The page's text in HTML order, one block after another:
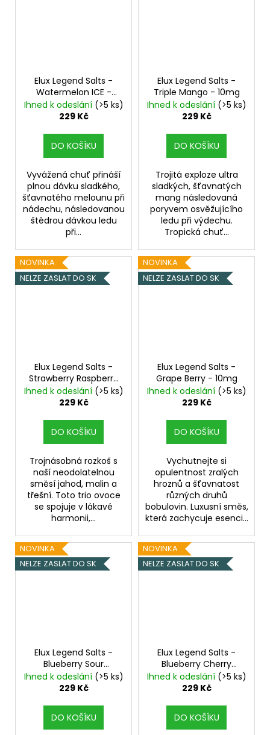
Elux Legend Salts -
Watermelon ICE -
10mg
Ihned k odeslání (>5 ks)
229 Kč
DO KOŠÍKU
Vyvážená chuť přináší
plnou dávku sladkého,
šťavnatého melounu při
nádechu, následovanou
štědrou dávkou ledu
při...
Elux Legend Salts -
Triple Mango - 10mg
Ihned k odeslání (>5 ks)
229 Kč
DO KOŠÍKU
Trojitá exploze ultra
sladkých, šťavnatých
mang následovaná
poryvem osvěžujícího
ledu při výdechu.
Tropická chuť...
NOVINKA
NELZE ZASLAT DO SK
Elux Legend Salts -
Strawberry Raspberry
Cherry - 10mg
Ihned k odeslání (>5 ks)
229 Kč
DO KOŠÍKU
Trojnásobná rozkoš s
naší neodolatelnou
směsí jahod, malin a
třešní. Toto trio ovoce
se spojuje v lákavé
harmonii,...
NOVINKA
NELZE ZASLAT DO SK
Elux Legend Salts -
Grape Berry - 10mg
Ihned k odeslání (>5 ks)
229 Kč
DO KOŠÍKU
Vychutnejte si
opulentnost zralých
hroznů a šťavnatost
různých druhů
bobulovin. Luxusní směs,
která zachycuje esenci...
NOVINKA
NELZE ZASLAT DO SK
Elux Legend Salts -
Blueberry Sour
Raspberry - 10mg
Ihned k odeslání (>5 ks)
229 Kč
DO KOŠÍKU
NOVINKA
NELZE ZASLAT DO SK
Elux Legend Salts -
Blueberry Cherry
Cranberry - 10mg
Ihned k odeslání (>5 ks)
229 Kč
DO KOŠÍKU